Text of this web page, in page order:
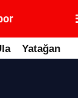
Yatağan